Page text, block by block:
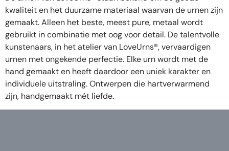
kwaliteit en het duurzame materiaal waarvan de urnen zijn
gemaakt. Alleen het beste, meest pure, metaal wordt
gebruikt in combinatie met oog voor detail. De talentvolle
kunstenaars, in het atelier van LoveUrns®, vervaardigen
urnen met ongekende perfectie. Elke urn wordt met de
hand gemaakt en heeft daardoor een uniek karakter en
individuele uitstraling. Ontwerpen die hartverwarmend
zijn, handgemaakt mét liefde.